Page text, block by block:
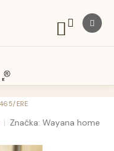
NÁKUPNÝ
KOŠÍK
465/ERE
Značka:Wayana home